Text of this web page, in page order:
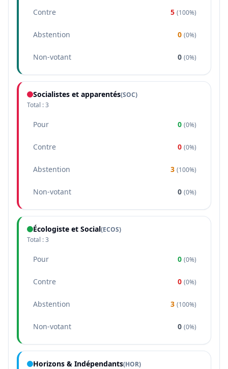
Contre 5 (100%)
Abstention 0 (0%)
Non-votant 0 (0%)
Socialistes et apparentés(SOC)
Total :3
Pour 0 (0%)
Contre 0 (0%)
Abstention 3 (100%)
Non-votant 0 (0%)
Écologiste et Social(ECOS)
Total :3
Pour 0 (0%)
Contre 0 (0%)
Abstention 3 (100%)
Non-votant 0 (0%)
Horizons & Indépendants(HOR)